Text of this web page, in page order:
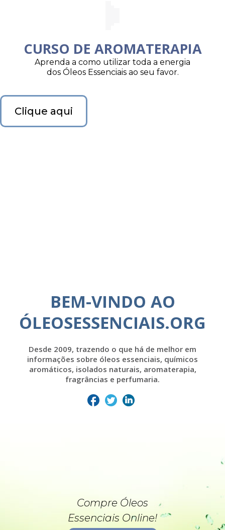
CURSO DE AROMATERAPIA
Aprenda a como utilizar toda a energia
dos Óleos Essenciais ao seu favor.
Clique aqui
BEM-VINDO AO
ÓLEOSESSENCIAIS.ORG
Desde 2009, trazendo o que há de melhor em
informações sobre óleos essenciais, químicos
aromáticos, isolados naturais, aromaterapia,
fragrâncias e perfumaria.
Compre Óleos
Essenciais Online!